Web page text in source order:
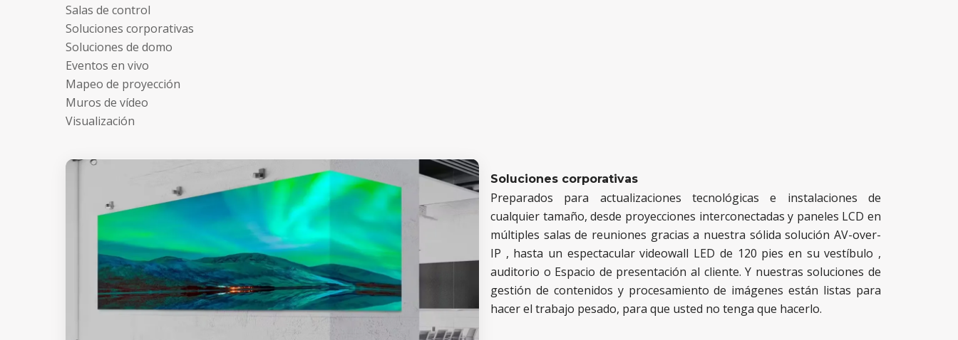
Salas de control
Soluciones corporativas
Soluciones de domo
Eventos en vivo
Mapeo de proyección
Muros de vídeo
Visualización
Soluciones corporativas
Preparados para actualizaciones tecnológicas e instalaciones de
cualquier tamaño, desde proyecciones interconectadas y paneles LCD en
múltiples salas de reuniones gracias a nuestra sólidasolución AV-over-
IP , hasta un espectacular videowall LED de 120 pies en su vestíbulo ,
auditorio o Espacio de presentación al cliente. Y nuestras soluciones de
gestión de contenidos y procesamiento de imágenes están listas para
hacer el trabajo pesado, para que usted no tenga que hacerlo.